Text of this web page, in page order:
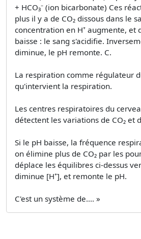
+ HCO₃⁻ (ion bicarbonate) Ces
plus il y a de CO₂ dissous dans le
concentration en H⁺ augmente, et
baisse : le sang s'acidifie.
diminue, le pH remonte. C.
La respiration comme régulateur
qu'intervient la respiration.
Les centres respiratoires du
détectent les variations de CO₂ et
Si le pH baisse, la fréquence
on élimine plus de CO₂ par les
déplace les équilibres ci-dessus
diminue [H⁺], et remonte le pH.
C'est un système de.... »